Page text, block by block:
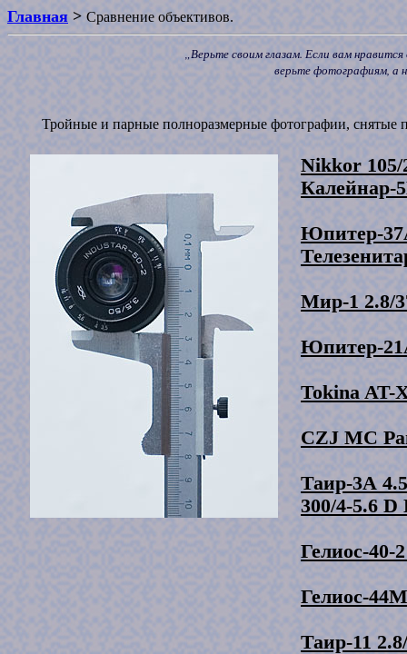
Главная > Сравнение объективов.
„Верьте своим глазам. Если вам
верьте фотографиям, а
Тройные и парные полноразмерные фотографии, снятые
Nikkor
Калейнар-
Юпитер-
Мир-1 2.8/
Юпитер-
Tokina AT-
CZJ MC
Таир-3А
300/4-5.6 D
Гелиос-40-
Гелиос-
Таир-11